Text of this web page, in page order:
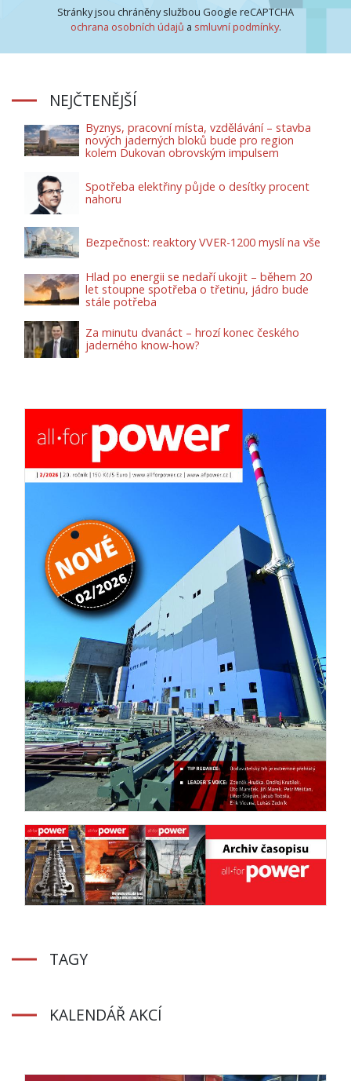
Stránky jsou chráněny službou Google reCAPTCHA
ochrana osobních údajů a smluvní podmínky.
NEJČTENĚJŠÍ
Byznys, pracovní místa, vzdělávání – stavba
nových jaderných bloků bude pro region
kolem Dukovan obrovským impulsem
Spotřeba elektřiny půjde o desítky procent
nahoru
Bezpečnost: reaktory VVER-1200 myslí na vše
Hlad po energii se nedaří ukojit – během 20
let stoupne spotřeba o třetinu, jádro bude
stále potřeba
Za minutu dvanáct – hrozí konec českého
jaderného know-how?
TAGY
KALENDÁŘ AKCÍ